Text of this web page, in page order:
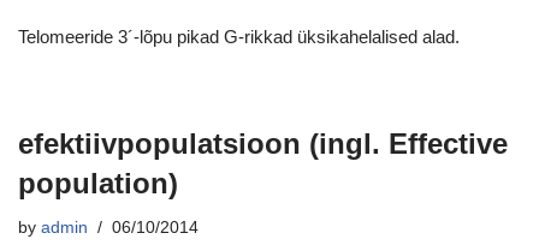
Telomeeride 3´-lõpu pikad G-rikkad üksikahelalised alad.
efektiivpopulatsioon (ingl. Effective
population)
by admin 06/10/2014